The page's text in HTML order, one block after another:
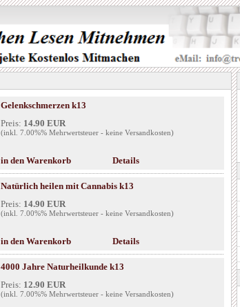
Gelenkschmerzen k13
Preis: 14.90 EUR
(inkl. 7.00%% Mehrwertsteuer - keine Versandkosten)
in den Warenkorb Details
Natürlich heilen mit Cannabis k13
Preis: 14.90 EUR
(inkl. 7.00%% Mehrwertsteuer - keine Versandkosten)
in den Warenkorb Details
4000 Jahre Naturheilkunde k13
Preis: 12.90 EUR
(inkl. 7.00%% Mehrwertsteuer - keine Versandkosten)